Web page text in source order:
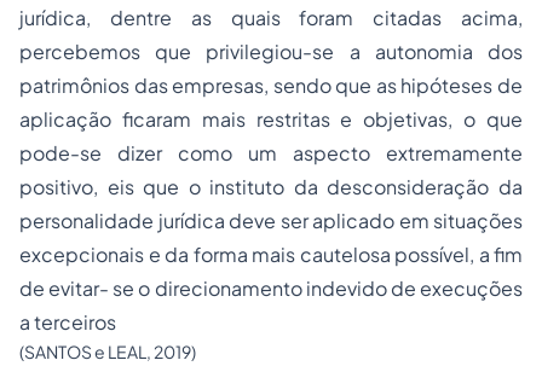
jurídica, dentre as quais foram citadas acima,
percebemos que privilegiou-se a autonomia dos
patrimônios das empresas, sendo que as hipóteses de
aplicação ficaram mais restritas e objetivas, o que
pode-se dizer como um aspecto extremamente
positivo, eis que o instituto da desconsideração da
personalidade jurídica deve ser aplicado em situações
excepcionais e da forma mais cautelosa possível, a fim
de evitar- se o direcionamento indevido de execuções
a terceiros
(SANTOS e LEAL, 2019)